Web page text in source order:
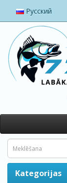
Русский
Kategorijas